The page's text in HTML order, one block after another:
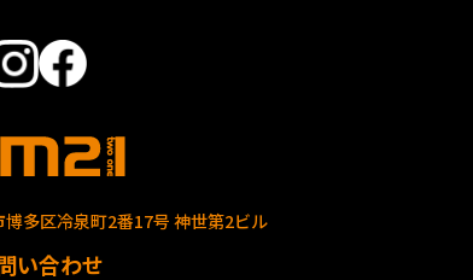
多区冷泉町2番17号 神世第2ビル
い合わせ